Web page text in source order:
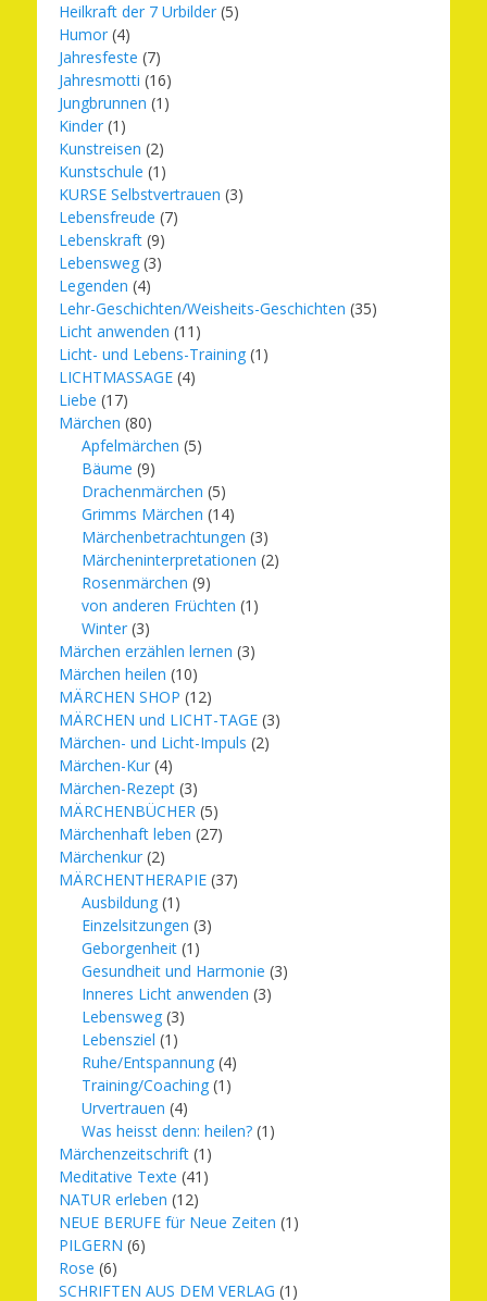
Heilkraft der 7 Urbilder (5)
Humor (4)
Jahresfeste (7)
Jahresmotti (16)
Jungbrunnen (1)
Kinder (1)
Kunstreisen (2)
Kunstschule (1)
KURSE Selbstvertrauen (3)
Lebensfreude (7)
Lebenskraft (9)
Lebensweg (3)
Legenden (4)
Lehr-Geschichten/Weisheits-Geschichten (35)
Licht anwenden (11)
Licht- und Lebens-Training (1)
LICHTMASSAGE (4)
Liebe (17)
Märchen (80)
Apfelmärchen (5)
Bäume (9)
Drachenmärchen (5)
Grimms Märchen (14)
Märchenbetrachtungen (3)
Märcheninterpretationen (2)
Rosenmärchen (9)
von anderen Früchten (1)
Winter (3)
Märchen erzählen lernen (3)
Märchen heilen (10)
MÄRCHEN SHOP (12)
MÄRCHEN und LICHT-TAGE (3)
Märchen- und Licht-Impuls (2)
Märchen-Kur (4)
Märchen-Rezept (3)
MÄRCHENBÜCHER (5)
Märchenhaft leben (27)
Märchenkur (2)
MÄRCHENTHERAPIE (37)
Ausbildung (1)
Einzelsitzungen (3)
Geborgenheit (1)
Gesundheit und Harmonie (3)
Inneres Licht anwenden (3)
Lebensweg (3)
Lebensziel (1)
Ruhe/Entspannung (4)
Training/Coaching (1)
Urvertrauen (4)
Was heisst denn: heilen? (1)
Märchenzeitschrift (1)
Meditative Texte (41)
NATUR erleben (12)
NEUE BERUFE für Neue Zeiten (1)
PILGERN (6)
Rose (6)
SCHRIFTEN AUS DEM VERLAG (1)